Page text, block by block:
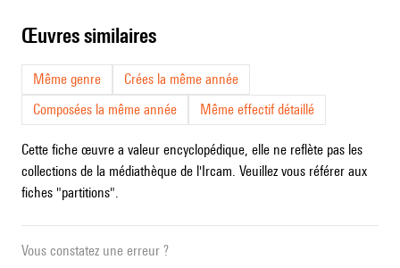
œuvres similaires
Même genre
Crées la même année
Composées la même année
Même effectif détaillé
Cette fiche œuvre a valeur encyclopédique, elle ne reflète pas les
collections de la médiathèque de l'Ircam. Veuillez vous référer aux
fiches "partitions".
Vous constatez une erreur ?